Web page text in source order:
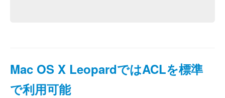
Mac OS X LeopardではACLを標準
で利用可能